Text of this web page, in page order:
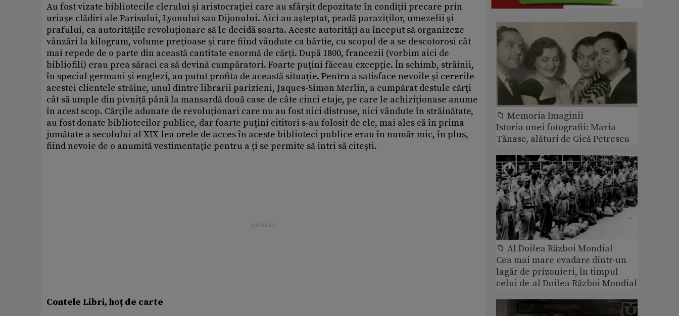
Au fost vizate bibliotecile clerului şi aristocraţiei care au sfârşit depozitate în condiţii precare prin
uriaşe clădiri ale Parisului, Lyonului sau Dijonului. Aici au aşteptat, pradă paraziţilor, umezelii şi
prafului, ca autorităţile revoluţionare să le decidă soarta. Aceste autorităţi au început să organizeze
vânzări la kilogram, volume preţioase şi rare fiind vândute ca hârtie, cu scopul de a se descotorosi cât
mai repede de o parte din această cantitate enormă de cărţi. După 1800, francezii (vorbim aici de
bibliofili) erau prea săraci ca să devină cumpăratori. Foarte puţini făceau excepţie. În schimb, străinii,
în special germani şi englezi, au putut profita de această situaţie. Pentru a satisface nevoile şi cererile
acestei clientele străine, unul dintre librarii parizieni, Jaques-Simon Merlin, a cumpărat destule cărţi
cât să umple din pivniţă până la mansardă două case de câte cinci etaje, pe care le achiziţionase anume
în acest scop. Cărţile adunate de revoluţionari care nu au fost nici distruse, nici vândute în străinătate,
au fost donate bibliotecilor publice, dar foarte puţini cititori s-au folosit de ele, mai ales că în prima
jumătate a secolului al XIX-lea orele de acces în aceste biblioteci publice erau în număr mic, în plus,
fiind nevoie de o anumită vestimentaţie pentru a ţi se permite să intri să citeşti.
Contele Libri, hoț de carte
📁 Memoria Imaginii
Istoria unei fotografii: Maria
Tănase, alături de Gică Petrescu
📁 Al Doilea Război Mondial
Cea mai mare evadare dintr-un
lagăr de prizonieri, în timpul
celui de-al Doilea Război Mondial